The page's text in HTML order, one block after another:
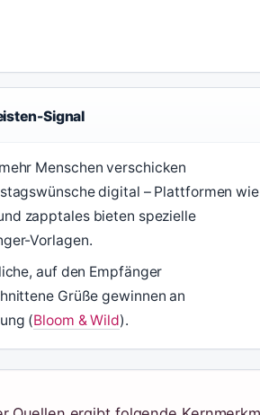
Signal
Menschen verschicken
digital – Plattformen wie
zapptales bieten spezielle
Vorlagen.
auf den Empfänger
Grüße gewinnen an
(Bloom & Wild).